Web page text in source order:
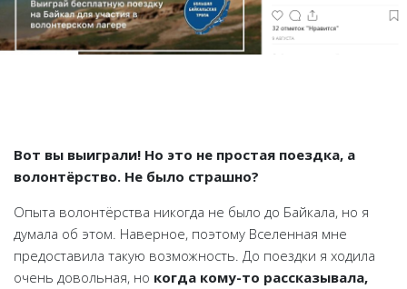
Вот вы выиграли! Но это не простая поездка, а
волонтёрство. Не было страшно?
Опыта волонтёрства никогда не было до Байкала, но я
думала об этом. Наверное, поэтому Вселенная мне
предоставила такую возможность. До поездки я ходила
очень довольная, но когда кому-то рассказывала,